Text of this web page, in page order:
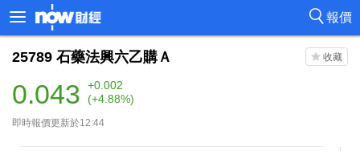
報價
25789 石藥法興六乙購Ａ
0.043
+0.002
(+4.88%)
即時報價更新於12:44